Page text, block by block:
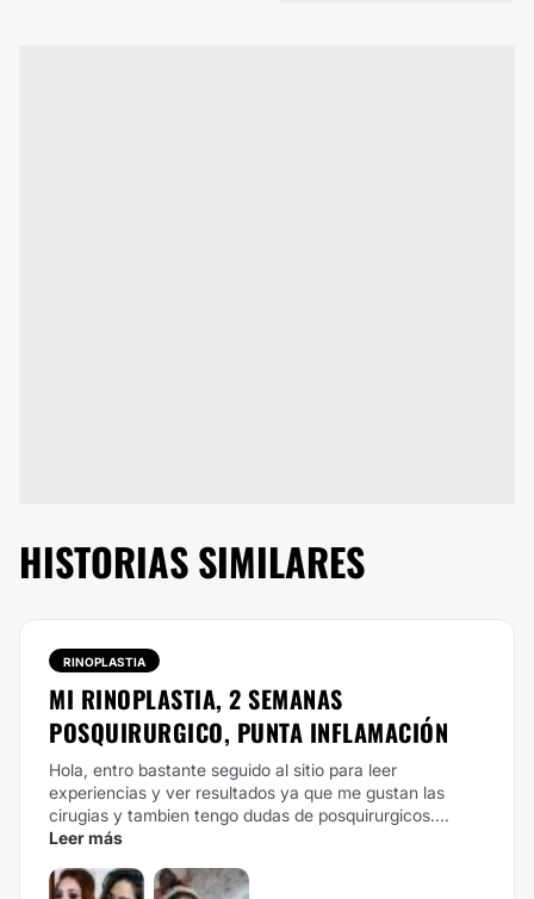
HISTORIAS SIMILARES
RINOPLASTIA
MI RINOPLASTIA, 2 SEMANAS
POSQUIRURGICO, PUNTA INFLAMACIÓN
Hola, entro bastante seguido al sitio para leer
experiencias y ver resultados ya que me gustan las
cirugias y tambien tengo dudas de posquirurgicos....
Leer más